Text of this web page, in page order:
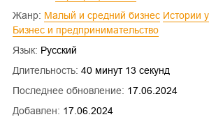
Жанр:
малый и средний бизнес истории
бизнес и предпринимательство
Язык: Русский
Длительность: 40 минут 13 секунд
Последнее обновление: 17.06.2024
Добавлен: 17.06.2024